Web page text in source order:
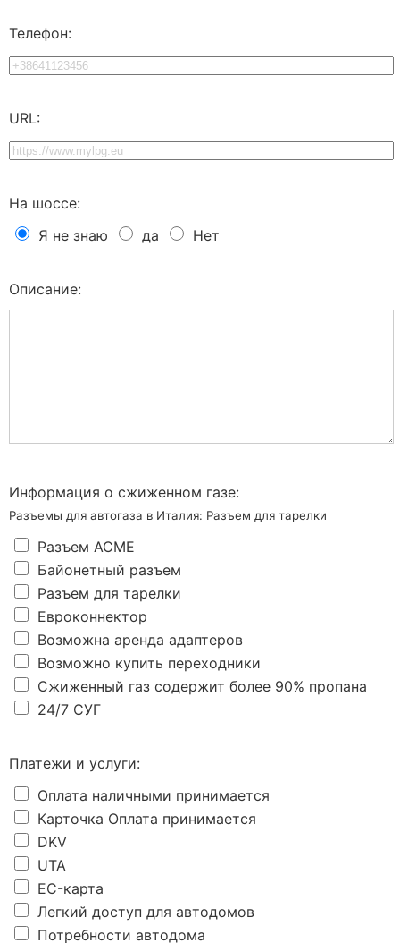
Телефон:
URL:
На шоссе:
Я не знаю
да Нет
Описание:
Информация о сжиженном газе:
Разъемы для автогаза в Италия: Разъем для тарелки
Разъем ACME
Байонетный разъем
Разъем для тарелки
Евроконнектор
Возможна аренда адаптеров
Возможно купить переходники
Сжиженный газ содержит более 90% пропана
24/7 СУГ
Платежи и услуги:
Оплата наличными принимается
Карточка Оплата принимается
DKV
UTA
EC-карта
Легкий доступ для автодомов
Потребности автодома